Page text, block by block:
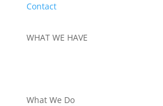
Contact
WHAT WE HAVE
What We Do